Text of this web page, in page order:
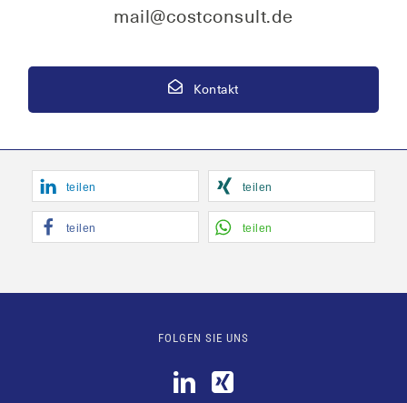
mail@costconsult.de
Kontakt
tei­len tei­len
tei­len tei­len
FOLGEN SIE UNS